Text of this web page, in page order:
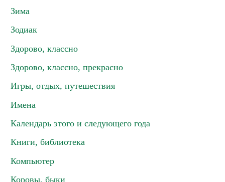
Зима
Зодиак
Здорово, классно
Здорово, классно, прекрасно
Игры, отдых, путешествия
Имена
Календарь этого и следующего года
Книги, библиотека
Компьютер
Коровы, быки